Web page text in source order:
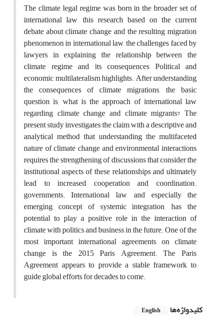
The climate legal regime was born in the broader set of
international law, this research based on the current
debate about climate change and the resulting migration
phenomenon in international law, the challenges faced by
lawyers in explaining the relationship between the
climate regime and its consequences Political and
economic multilateralism highlights. After understanding
the consequences of climate migrations, the basic
question is, what is the approach of international law
regarding climate change and climate migrants? The
present study investigates the claim with a descriptive and
analytical method that understanding the multifaceted
nature of climate change and environmental interactions
requires the strengthening of discussions that consider the
institutional aspects of these relationships and ultimately
lead to increased cooperation and coordination.
governments. International law, and especially the
emerging concept of systemic integration, has the
potential to play a positive role in the interaction of
climate with politics and business in the future. One of the
most important international agreements on climate
change is the 2015 Paris Agreement. The Paris
Agreement appears to provide a stable framework to
guide global efforts for decades to come.
کلیدواژه‌ها English